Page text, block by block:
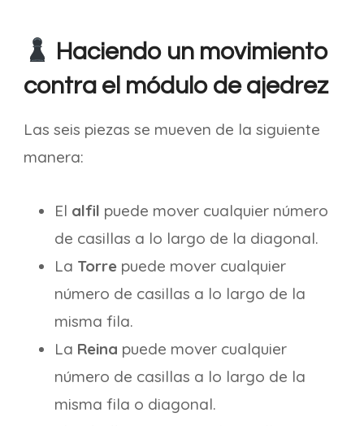
Haciendo un movimiento
contra el módulo de ajedrez
Las seis piezas se mueven de la siguiente
manera:
El alfil puede mover cualquier número
de casillas a lo largo de la diagonal.
La Torre puede mover cualquier
número de casillas a lo largo de la
misma fila.
La Reina puede mover cualquier
número de casillas a lo largo de la
misma fila o diagonal.